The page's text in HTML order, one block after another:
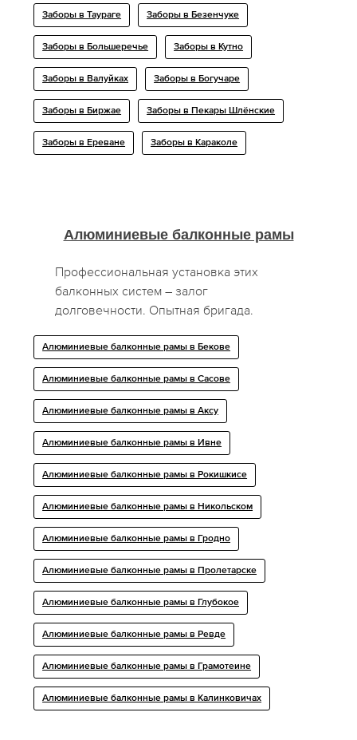
Заборы в Таураге Заборы в Безенчуке
Заборы в Большеречье Заборы в Кутно
Заборы в Валуйках Заборы в Богучаре
Заборы в Биржае Заборы в Пекары Шлёнские
Заборы в Ереване Заборы в Караколе
Алюминиевые балконные рамы
Профессиональная установка этих
балконных систем – залог
долговечности. Опытная бригада.
Алюминиевые балконные рамы в Бекове
Алюминиевые балконные рамы в Сасове
Алюминиевые балконные рамы в Аксу
Алюминиевые балконные рамы в Ивне
Алюминиевые балконные рамы в Рокишкисе
Алюминиевые балконные рамы в Никольском
Алюминиевые балконные рамы в Гродно
Алюминиевые балконные рамы в Пролетарске
Алюминиевые балконные рамы в Глубокое
Алюминиевые балконные рамы в Ревде
Алюминиевые балконные рамы в Грамотеине
Алюминиевые балконные рамы в Калинковичах